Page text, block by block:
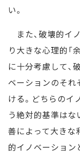
い。
また、破壊的イ
り大きな心理的「
に十分考慮して、
ベーションのそ
ける。どちらのイ
う絶対的基準はな
善によって大きな
的イノベーション